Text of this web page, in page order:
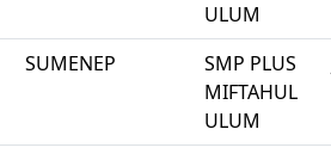
ULUM
SUMENEP
SMP PLUS
MIFTAHUL
ULUM